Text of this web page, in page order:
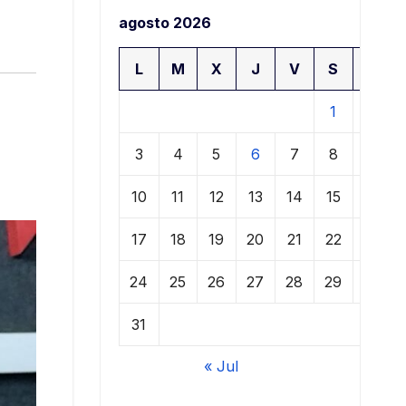
agosto 2026
L M X J V S
1
3 4 5 6 7 8
10 11 12 13 14 15
17 18 19 20 21 22
24 25 26 27 28 29
31
« Jul